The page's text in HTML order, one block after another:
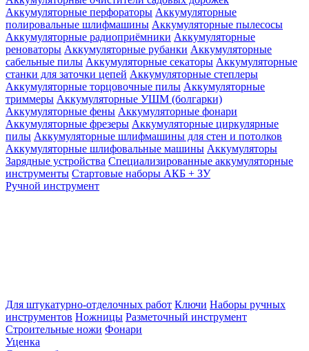
Аккумуляторные перфораторы Аккумуляторные
полировальные шлифмашины Аккумуляторные пылесосы
Аккумуляторные радиоприёмники Аккумуляторные
реноваторы Аккумуляторные рубанки Аккумуляторные
сабельные пилы Аккумуляторные секаторы Аккумуляторные
станки для заточки цепей Аккумуляторные степлеры
Аккумуляторные торцовочные пилы Аккумуляторные
триммеры Аккумуляторные УШМ (болгарки)
Аккумуляторные фены Аккумуляторные фонари
Аккумуляторные фрезеры Аккумуляторные циркулярные
пилы Аккумуляторные шлифмашины для стен и потолков
Аккумуляторные шлифовальные машины Аккумуляторы
Зарядные устройства Специализированные аккумуляторные
инструменты Стартовые наборы АКБ + ЗУ
Ручной инструмент
Для штукатурно-отделочных работ Ключи Наборы ручных
инструментов Ножницы Разметочный инструмент
Строительные ножи Фонари
Уценка